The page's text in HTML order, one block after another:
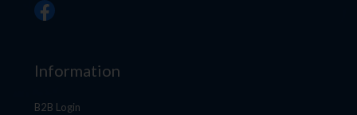
Information
B2B Login